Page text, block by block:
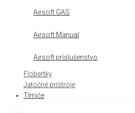
Airsoft GAS
Airsoft Manual
Airsoft príslušenstvo
Flobertky
Jatočné prístroje
Tlmiče